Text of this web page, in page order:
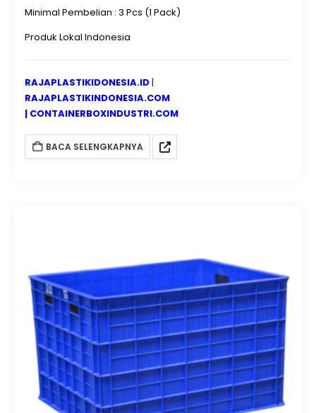
Minimal Pembelian : 3 Pcs (1 Pack)
Produk Lokal Indonesia
RAJAPLASTIKIDONESIA.ID|
RAJAPLASTIKINDONESIA.COM
| CONTAINERBOXINDUSTRI.COM
BACA SELENGKAPNYA